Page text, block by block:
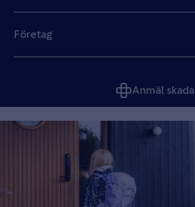
Företag
Anmäl skada